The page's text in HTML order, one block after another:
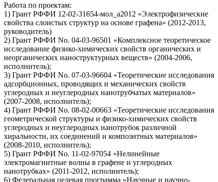
Работа по проектам:
1) Грант РФФИ 12-02-31654-мол_а2012 «Электрофизические
свойства слоистых структур на основе графена» (2012-2013,
руководитель)
2) Грант РФФИ No. 04-03-96501 «Комплексное теоретическое
исследование физико-химических свойств органических и
неорганических наноструктурных веществ» (2004-2006,
исполнитель);
3) Грант РФФИ No. 07-03-96604 «Теоретические исследования
адсорбционных, проводящих и механических свойств
углеродных и неуглеродных нанотрубчатых материалов»
(2007-2008, исполнитель);
4) Грант РФФИ No. 08-02-00663 «Теоретические исследования
геометрической структуры и физико-химических свойств
углеродных и неуглеродных нанотрубок различной
хиральности, их соединений и композитных материалов»
(2008-2010, исполнитель);
5) Грант РФФИ No. 11-02-97054 «Нелинейные
электромагнитные волны в графене и углеродных
нанотрубках» (2011-2012, исполнитель);
6) Федеральная целевая программа «Научные и научно-